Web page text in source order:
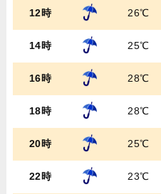
12時 26℃
14時 25℃
16時 28℃
18時 28℃
20時 25℃
22時 23℃